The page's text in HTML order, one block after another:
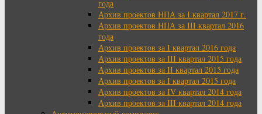
года
Архив проектов НПА за I квартал 2017 г.
Архив проектов НПА за III квартал 2016
года
Архив проектов за I квартал 2016 года
Архив проектов за III квартал 2015 года
Архив проектов за II квартал 2015 года
Архив проектов за I квартал 2015 года
Архив проектов за IV квартал 2014 года
Архив проектов за III квартал 2014 года